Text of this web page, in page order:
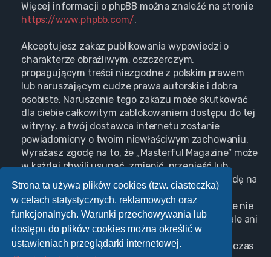
Strona ta używa plików cookies (tzw. ciasteczka)
w celach statystycznych, reklamowych oraz
funkcjonalnych. Warunki przechowywania lub
dostępu do plików cookies można określić w
ustawieniach przeglądarki internetowej.
Więcej informacji o phpBB można znaleźć na stronie
https://www.phpbb.com/.
Akceptujesz zakaz publikowania wypowiedzi o
charakterze obraźliwym, oszczerczym,
propagującym treści niezgodne z polskim prawem
lub naruszającym cudze prawa autorskie i dobra
osobiste. Naruszenie tego zakazu może skutkować
dla ciebie całkowitym zablokowaniem dostępu do tej
witryny, a twój dostawca internetu zostanie
powiadomiony o twoim niewłaściwym zachowaniu.
Wyrażasz zgodę na to, że „Masterful Magazine” może
w każdej chwili usunąć, zmienić, przenieść lub
zamknąć każdy twój temat, post. Wyrażasz zgodę na
zapisywanie wszystkich podanych przez ciebie
informacji w naszej bazie danych. Informacje te nie
będą przekazywane nikomu bez twojej zgody, ale ani
„Masterful Magazine”, ani phpBB nie ponosi
odpowiedzialności za włamania do witryny, podczas